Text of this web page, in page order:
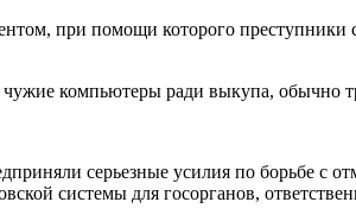
при помощи которого
компьютеры ради выкупа, обычно
серьезные усилия по борьбе
системы для госорганов,